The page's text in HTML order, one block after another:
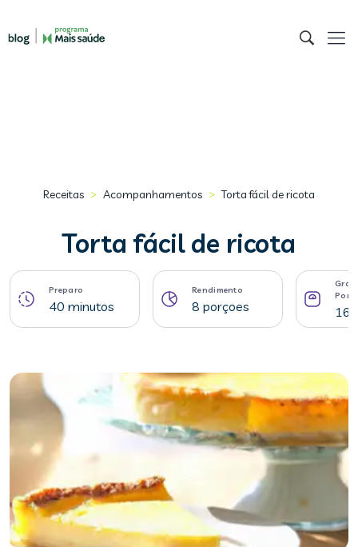
Receitas > Acompanhamentos > Torta fácil de ricota
Torta fácil de ricota
Preparo
40 minutos
Rendimento
8 porçoes